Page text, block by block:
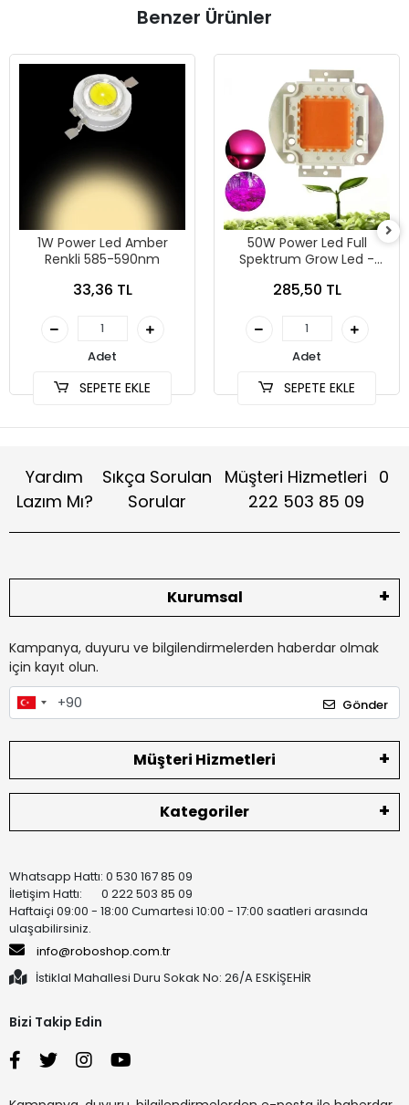
Benzer Ürünler
1W Power Led Amber
Renkli 585-590nm
33,36 TL
Adet
SEPETE EKLE
50W Power Led Full
Spektrum Grow Led -
285,50 TL
Adet
SEPETE EKLE
Yardım
Lazım Mı?
Sıkça Sorulan
Sorular
Müşteri Hizmetleri 0
222 503 85 09
Kurumsal
Kampanya, duyuru ve bilgilendirmelerden haberdar olmak
için kayıt olun.
Gönder
Müşteri Hizmetleri
Kategoriler
Whatsapp Hattı: 0 530 167 85 09
İletişim Hattı: 0 222 503 85 09
Haftaiçi 09:00 - 18:00 Cumartesi 10:00 - 17:00 saatleri arasında
ulaşabilirsiniz.
info@roboshop.com.tr
İstiklal Mahallesi Duru Sokak No: 26/A ESKİŞEHİR
Bizi Takip Edin